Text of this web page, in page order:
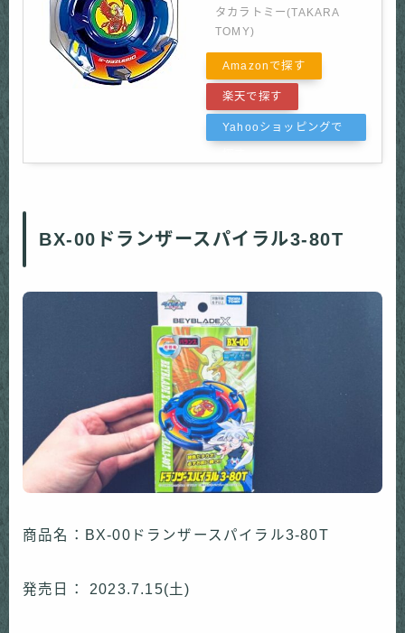
タカラトミー(TAKARA
TOMY)
Amazonで探す
楽天で探す
Yahooショッピングで
BX-00ドランザースパイラル3-80T
商品名：BX-00ドランザースパイラル3-80T
発売日： 2023.7.15(土)